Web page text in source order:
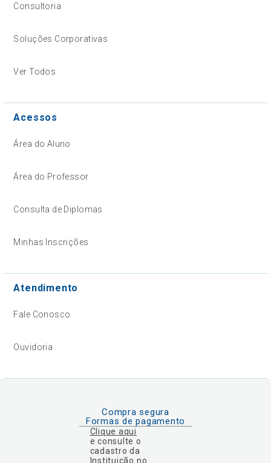
Consultoria
Soluções Corporativas
Ver Todos
Acessos
Área do Aluno
Área do Professor
Consulta de Diplomas
Minhas Inscrições
Atendimento
Fale Conosco
Ouvidoria
Compra segura
Formas de pagamento
Clique aqui
e consulte o
cadastro da
Instituição no